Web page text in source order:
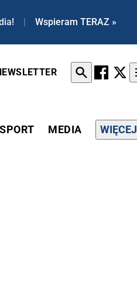
| Wspieram TERAZ »
SPORT MEDIA WIĘCEJ